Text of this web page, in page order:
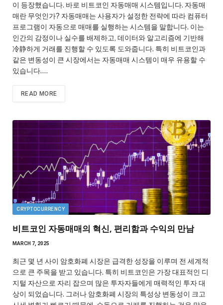
이 등장했습니다. 바로 비트코인 자동매매 시스템입니다. 자동매
매란 무엇인가? 자동매매는 사용자가 설정한 전략에 따라 컴퓨터
프로그램이 자동으로 매매를 실행하는 시스템을 말합니다. 이는
인간의 감정이나 실수를 배제하고, 데이터와 알고리즘에 기반해
冷静하게 거래를 진행할 수 있도록 도와줍니다. 특히 비트코인과
같은 변동성이 큰 시장에서는 자동매매 시스템이 매우 유용할 수
있습니다.…
READ MORE
CRYPTOCURRENCY
비트코인 자동매매의 혁신, 편리함과 수익의 만남
MARCH 7, 2025
최근 몇 년 사이 암호화폐 시장은 급격한 성장을 이루며 전 세계적
으로 큰 주목을 받고 있습니다. 특히 비트코인은 가장 대표적인 디
지털 자산으로 자리 잡으며 많은 투자자들에게 매력적인 투자 대
상이 되었습니다. 그러나 암호화폐 시장의 특성상 변동성이 크고